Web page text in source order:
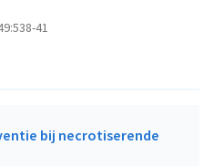
41
bij necrotiserende